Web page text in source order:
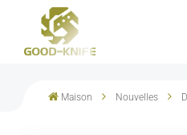
Maison Nouvelles